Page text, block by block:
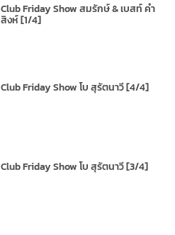
Club Friday Show สมรักษ์ & เบสท์ คำ
สิงห์ [1/4]
Club Friday Show โบ สุรัตนาวี [4/4]
Club Friday Show โบ สุรัตนาวี [3/4]